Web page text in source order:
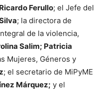
Ricardo Ferullo; el Jefe del
; la directora de
de la violencia,
Salim; Patricia
Mujeres, Géneros y
; el secretario de MiPyME
Márquez; y el